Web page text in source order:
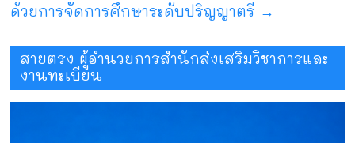
ด้วยการจัดการศึกษาระดับปริญญาตรี →
สายตรง ผู้อำนวยการสำนักส่งเสริมวิชาการและ
งานทะเบียน